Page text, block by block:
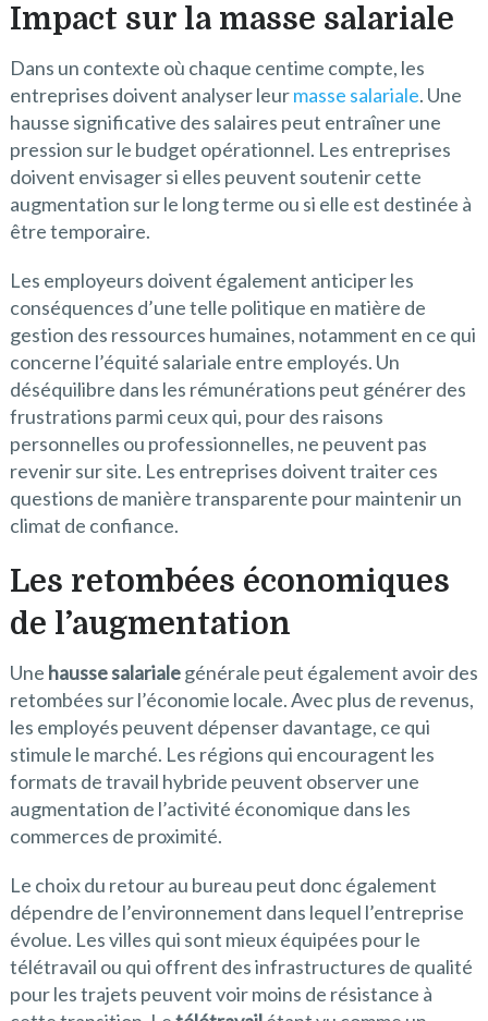
Impact sur la masse salariale
Dans un contexte où chaque centime compte, les
entreprises doivent analyser leurmasse salariale. Une
hausse significative des salaires peut entraîner une
pression sur le budget opérationnel. Les entreprises
doivent envisager si elles peuvent soutenir cette
augmentation sur le long terme ou si elle est destinée à
être temporaire.
Les employeurs doivent également anticiper les
conséquences d’une telle politique en matière de
gestion des ressources humaines, notamment en ce qui
concerne l’équité salariale entre employés. Un
déséquilibre dans les rémunérations peut générer des
frustrations parmi ceux qui, pour des raisons
personnelles ou professionnelles, ne peuvent pas
revenir sur site. Les entreprises doivent traiter ces
questions de manière transparente pour maintenir un
climat de confiance.
Les retombées économiques
de l’augmentation
Une hausse salarialegénérale peut également avoir des
retombées sur l’économie locale. Avec plus de revenus,
les employés peuvent dépenser davantage, ce qui
stimule le marché. Les régions qui encouragent les
formats de travail hybride peuvent observer une
augmentation de l’activité économique dans les
commerces de proximité.
Le choix du retour au bureau peut donc également
dépendre de l’environnement dans lequel l’entreprise
évolue. Les villes qui sont mieux équipées pour le
télétravail ou qui offrent des infrastructures de qualité
pour les trajets peuvent voir moins de résistance à